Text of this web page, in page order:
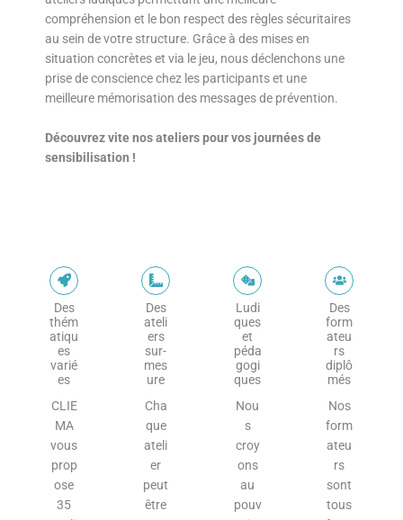
compréhension et le bon respect des règles sécuritaires
au sein de votre structure. Grâce à des mises en
situation concrètes et via le jeu, nous déclenchons une
prise de conscience chez les participants et une
meilleure mémorisation des messages de prévention.
Découvrez vite nos ateliers pour vos journées de
sensibilisation !
Des
thém
atiqu
es
varié
es
CLIE
MA
vous
prop
ose
35
Des
ateli
ers
sur-
mes
ure
Cha
que
ateli
er
peut
être
Ludi
ques
et
péda
gogi
ques
Nou
s
croy
ons
au
pouv
Des
form
ateu
rs
diplô
més
Nos
form
ateu
rs
sont
tous